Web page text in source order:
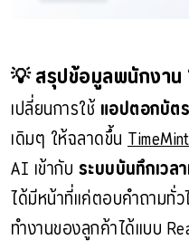
💡 สรุปข้อมูลพนักงาน
เปลี่ยนการใช้ แอปตอกบัตร
เดิมๆ ให้ฉลาดขึ้น
AI เข้ากับ ระบบบันทึกเวล
ได้มีหน้าที่แค่ตอบคำถามทั่
ทำงานของลูกค้าได้แบบ